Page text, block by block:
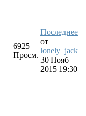
6925
Просм.
Последнее
от
lonely_jack
30 Нояб
2015 19:30